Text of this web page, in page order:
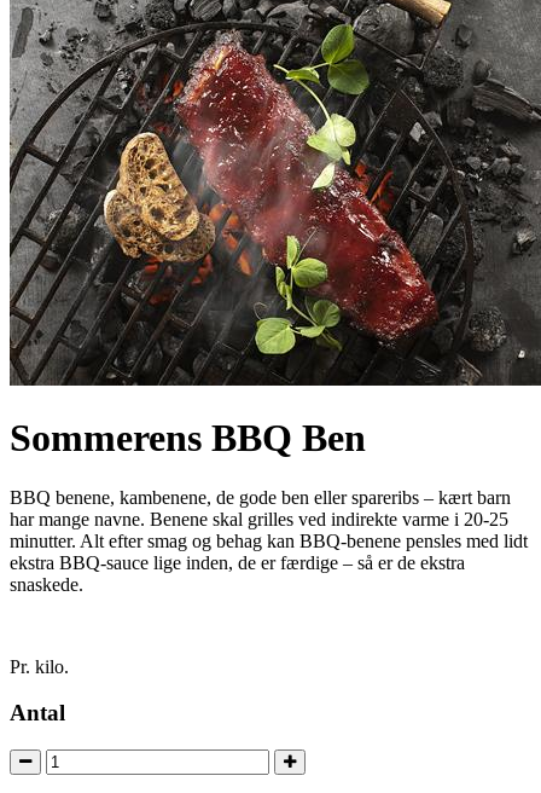
Sommerens BBQ Ben
BBQ benene, kambenene, de gode ben eller spareribs – kært barn
har mange navne. Benene skal grilles ved indirekte varme i 20-25
minutter. Alt efter smag og behag kan BBQ-benene pensles med lidt
ekstra BBQ-sauce lige inden, de er færdige – så er de ekstra
snaskede.
Pr. kilo.
Antal